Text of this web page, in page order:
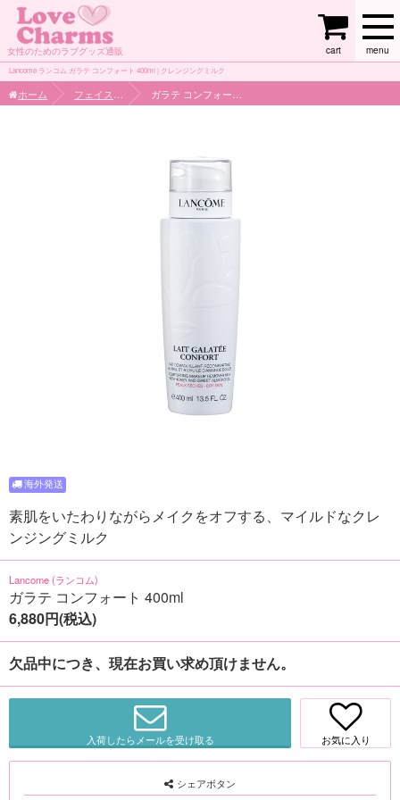
女性のためのラブグッズ通販 menu
cart
Lancome ランコム ガラテ コンフォート 400ml | クレンジングミルク
ホーム
素肌をいたわりながらメイクをオフする、マイルドなクレ
ンジングミルク
Lancome (ランコム)
ガラテ コンフォート 400ml
6,880円(税込)
欠品中につき、現在お買い求め頂けません。
入荷したらメールを受け取る お気に入り
シェアボタン